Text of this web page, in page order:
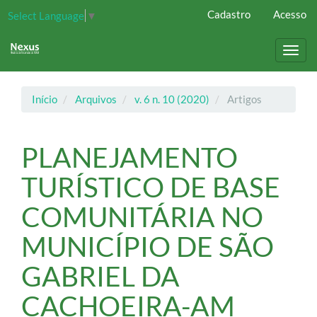
Select Language ▼
Principal
principal
Cadastro Acesso
Início Arquivos v. 6 n. 10 (2020) Artigos
PLANEJAMENTO
TURÍSTICO DE BASE
COMUNITÁRIA NO
MUNICÍPIO DE SÃO
GABRIEL DA
CACHOEIRA-AM